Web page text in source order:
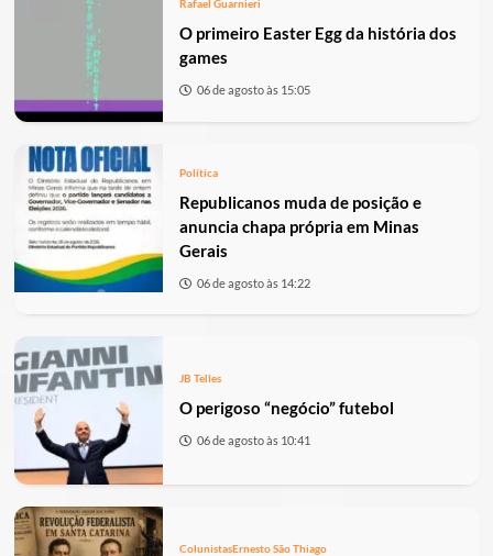
Rafael Guarnieri
O primeiro Easter Egg da história dos
games
06 de agosto às 15:05
Política
Republicanos muda de posição e
anuncia chapa própria em Minas
Gerais
06 de agosto às 14:22
JB Telles
O perigoso “negócio” futebol
06 de agosto às 10:41
ColunistasErnesto São Thiago